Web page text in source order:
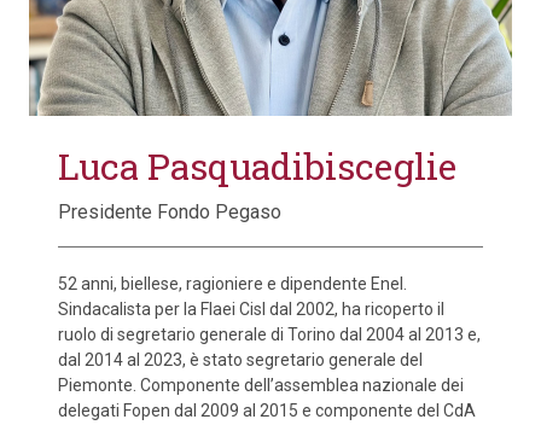
Luca Pasquadibisceglie
Presidente Fondo Pegaso
52 anni, biellese, ragioniere e dipendente Enel.
Sindacalista per la Flaei Cisl dal 2002, ha ricoperto il
ruolo di segretario generale di Torino dal 2004 al 2013 e,
dal 2014 al 2023, è stato segretario generale del
Piemonte. Componente dell’assemblea nazionale dei
delegati Fopen dal 2009 al 2015 e componente del CdA